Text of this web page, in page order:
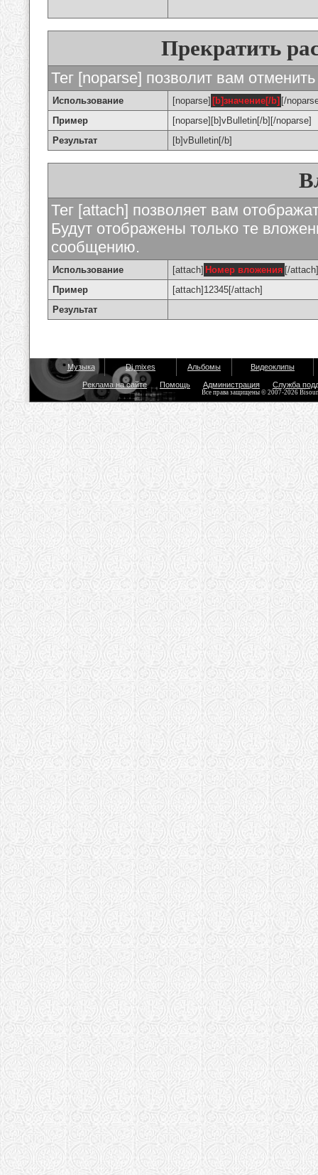
Прекратить
Тег [noparse] позволит вам
Использование [noparse] [b]значение[/b] [/
Пример
[noparse][b]vBulletin[/b][/noparse]
Результат
[b]vBulletin[/b]
Тег [attach] позволяет вам
Будут отображены только те
сообщению.
Использование [attach] Номер вложения [/attach]
Пример
[attach]12345[/attach]
Результат
Музыка Dj mixes Альбомы Видеоклипы
Реклама на сайте Помощь Администрация Служба
Все права защищены © 2007-2026